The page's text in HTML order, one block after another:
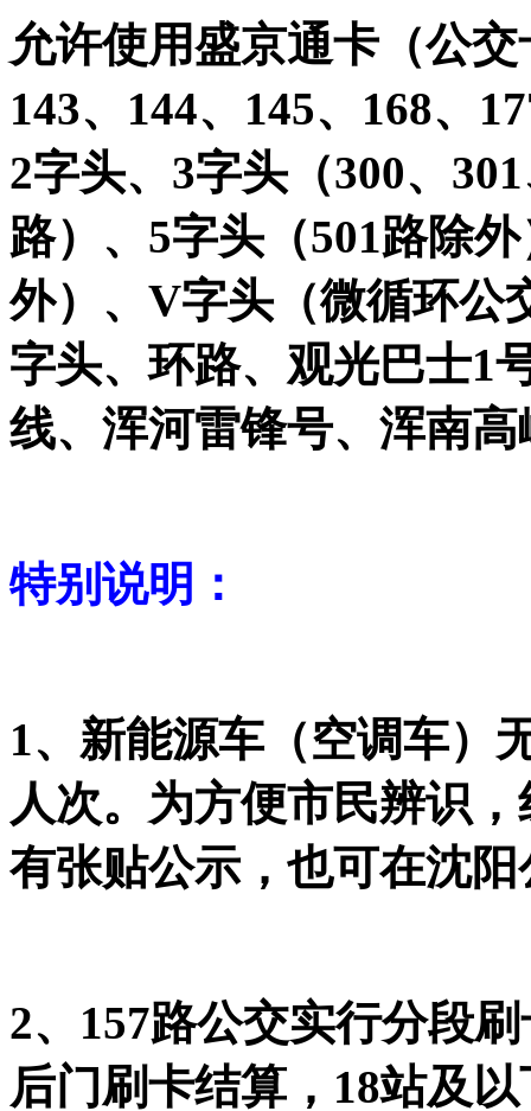
允许使用盛京通卡（公
143、144、145、168、
2字头、3字头（300、
路）、5字头（501路除
外）、V字头（微循环公
字头、环路、观光巴士1
线、浑河雷锋号、浑南
特别说明：
1、新能源车（空调车）
人次。为方便市民辨识
有张贴公示，也可在沈
2、157路公交实行分段
后门刷卡结算，18站及